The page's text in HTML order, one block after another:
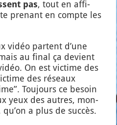
pas, tout en affi­
pre­nant en compte les
vidéo partent d’une
au final ça devient
On est vic­time des
des réseaux
Tou­jours ce besoin
yeux des autres, mon­
a plus de suc­cès.